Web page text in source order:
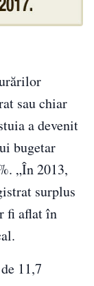
sau chiar
a devenit
bugetar
„În 2013,
surplus
fi aflat în
11,7